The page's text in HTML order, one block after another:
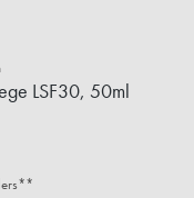
LSF30, 50ml